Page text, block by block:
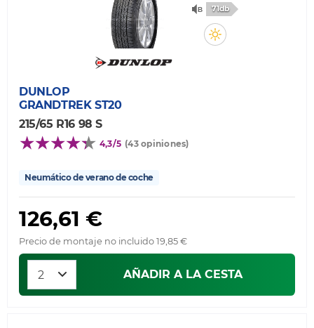
71db
DUNLOP
GRANDTREK ST20
215/65 R16 98 S
4,3/5 (43 opiniones)
Neumático de verano de coche
126,61 €
Precio de montaje no incluido 19,85 €
AÑADIR A LA CESTA